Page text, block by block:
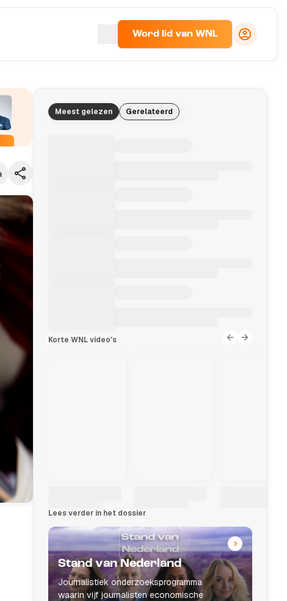
Word lid van WNL
Meest gelezen Gerelateerd
Korte WNL video's
Lees verder in het dossier
Stand van Nederland
Journalistiek onderzoeksprogramma
waarin vijf journalisten economische